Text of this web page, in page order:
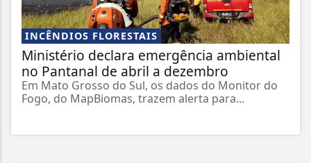
INCÊNDIOS FLORESTAIS
Ministério declara emergência ambiental
no Pantanal de abril a dezembro
Em Mato Grosso do Sul, os dados do Monitor do
Fogo, do MapBiomas, trazem alerta para...